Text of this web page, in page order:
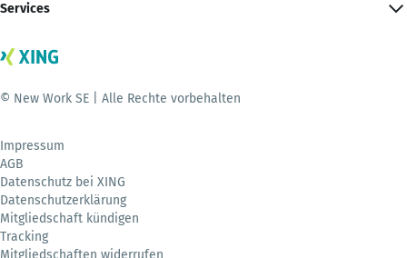
Services
© New Work SE | Alle Rechte vorbehalten
Impressum
AGB
Datenschutz bei XING
Datenschutzerklärung
Mitgliedschaft kündigen
Tracking
Mitgliedschaften widerrufen